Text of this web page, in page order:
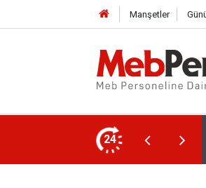
Manşetler
24
İçin Başvurular Bugün Başlıyor